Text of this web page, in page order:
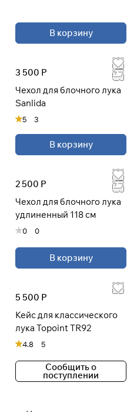
В корзину
3 500 Р
Чехол для блочного лука
Sanlida
5 3
В корзину
2 500 Р
Чехол для блочного лука
удлиненный 118 см
0 0
В корзину
5 500 Р
Кейс для классического
лука Topoint TR92
4.8 5
Сообщить о
поступлении